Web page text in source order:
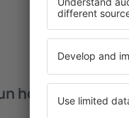
hotel în Gera